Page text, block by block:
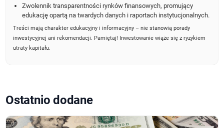
Zwolennik transparentności rynków finansowych, promujący
edukację opartą na twardych danych i raportach instytucjonalnych.
Treści mają charakter edukacyjny i informacyjny – nie stanowią porady
inwestycyjnej ani rekomendacji. Pamiętaj! Inwestowanie wiąże się z ryzykiem
utraty kapitału.
Ostatnio dodane